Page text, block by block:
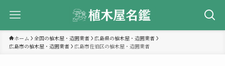
ホーム 全国の植木屋・造園業者
広島県の植木屋・造園業者
広島市の植木屋・造園業者
広島市佐伯区の植木屋・造園業者